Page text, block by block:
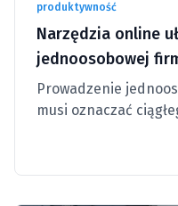
produktywność
Narzędzia online
jednoosobowej
Prowadzenie
musi oznaczać